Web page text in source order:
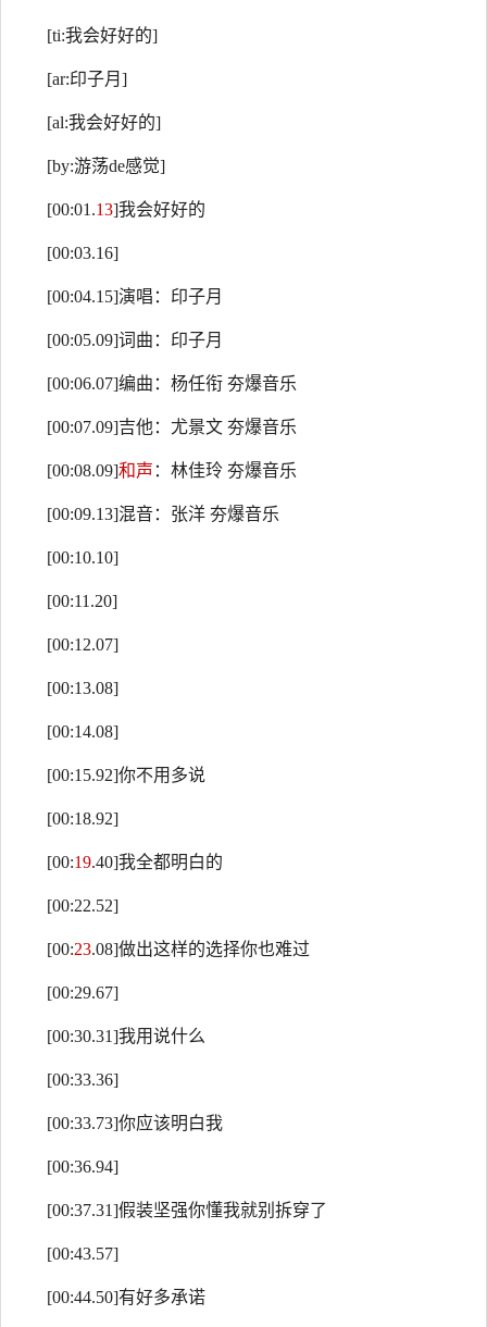
[ti:我会好好的]
[ar:印子月]
[al:我会好好的]
[by:游荡de感觉]
[00:01.13]我会好好的
[00:03.16]
[00:04.15]演唱：印子月
[00:05.09]词曲：印子月
[00:06.07]编曲：杨任衔 夯爆音乐
[00:07.09]吉他：尤景文 夯爆音乐
[00:08.09]和声 ：林佳玲 夯爆音乐
[00:09.13]混音：张洋 夯爆音乐
[00:10.10]
[00:11.20]
[00:12.07]
[00:13.08]
[00:14.08]
[00:15.92]你不用多说
[00:18.92]
[00:19.40]我全都明白的
[00:22.52]
[00:23.08]做出这样的选择你也难过
[00:29.67]
[00:30.31]我用说什么
[00:33.36]
[00:33.73]你应该明白我
[00:36.94]
[00:37.31]假装坚强你懂我就别拆穿了
[00:43.57]
[00:44.50]有好多承诺